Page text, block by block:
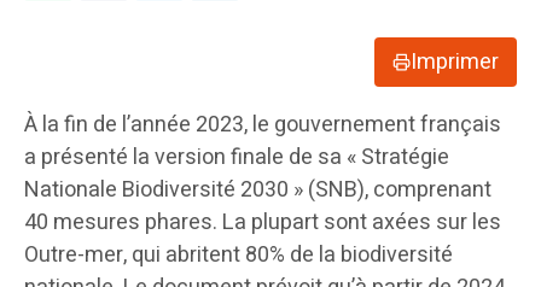
Imprimer
À la fin de l’année 2023, le gouvernement français
a présenté la version finale de sa « Stratégie
Nationale Biodiversité 2030 » (SNB), comprenant
40 mesures phares. La plupart sont axées sur les
Outre-mer, qui abritent 80% de la biodiversité